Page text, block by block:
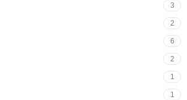
3
2
6
2
1
1